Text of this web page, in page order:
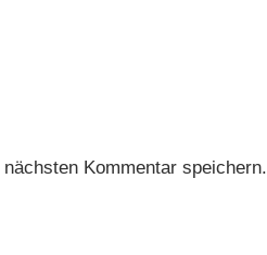
Kommentar speichern.